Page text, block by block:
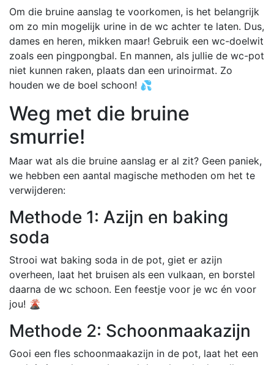
Om die bruine aanslag te voorkomen, is het belangrijk
om zo min mogelijk urine in de wc achter te laten. Dus,
dames en heren, mikken maar! Gebruik een wc-doelwit
zoals een pingpongbal. En mannen, als jullie de wc-pot
niet kunnen raken, plaats dan een urinoirmat. Zo
houden we de boel schoon! 💦
Weg met die bruine
smurrie!
Maar wat als die bruine aanslag er al zit? Geen paniek,
we hebben een aantal magische methoden om het te
verwijderen:
Methode 1: Azijn en baking
soda
Strooi wat baking soda in de pot, giet er azijn
overheen, laat het bruisen als een vulkaan, en borstel
daarna de wc schoon. Een feestje voor je wc én voor
jou! 🌋
Methode 2: Schoonmaakazijn
Gooi een fles schoonmaakazijn in de pot, laat het een